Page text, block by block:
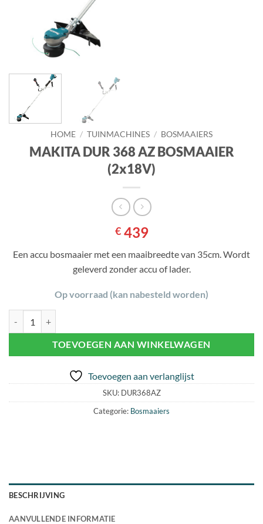
HOME / TUINMACHINES / BOSMAAIERS
MAKITA DUR 368 AZ BOSMAAIER
(2x18V)
€439
Een accu bosmaaier met een maaibreedte van 35cm. Wordt
geleverd zonder accu of lader.
Op voorraad (kan nabesteld worden)
TOEVOEGEN AAN WINKELWAGEN
Toevoegen aan verlanglijst
SKU: DUR368AZ
Categorie: Bosmaaiers
BESCHRIJVING
AANVULLENDE INFORMATIE